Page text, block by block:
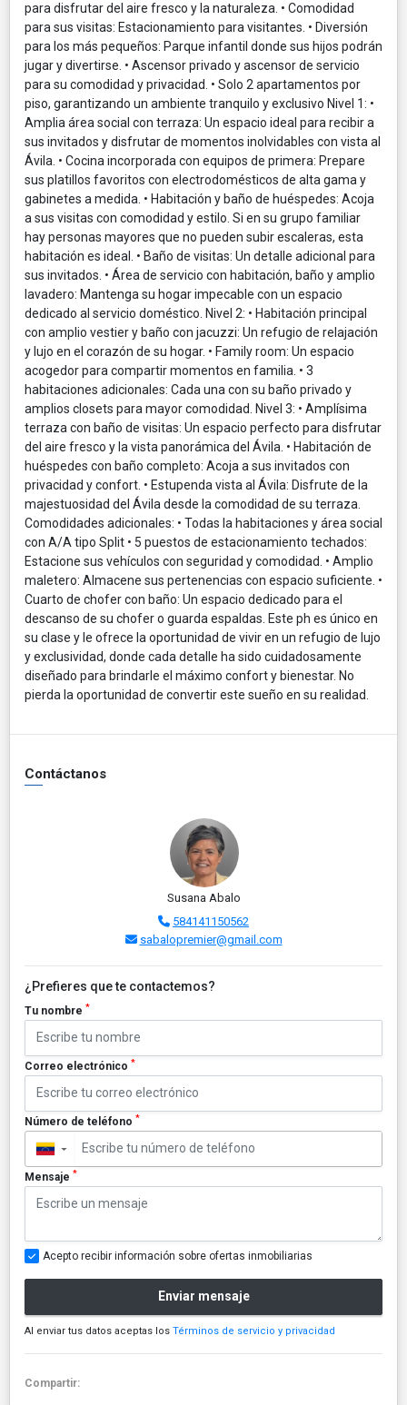
para disfrutar del aire fresco y la naturaleza. • Comodidad
para sus visitas: Estacionamiento para visitantes. • Diversión
para los más pequeños: Parque infantil donde sus hijos podrán
jugar y divertirse. • Ascensor privado y ascensor de servicio
para su comodidad y privacidad. • Solo 2 apartamentos por
piso, garantizando un ambiente tranquilo y exclusivo Nivel 1: •
Amplia área social con terraza: Un espacio ideal para recibir a
sus invitados y disfrutar de momentos inolvidables con vista al
Ávila. • Cocina incorporada con equipos de primera: Prepare
sus platillos favoritos con electrodomésticos de alta gama y
gabinetes a medida. • Habitación y baño de huéspedes: Acoja
a sus visitas con comodidad y estilo. Si en su grupo familiar
hay personas mayores que no pueden subir escaleras, esta
habitación es ideal. • Baño de visitas: Un detalle adicional para
sus invitados. • Área de servicio con habitación, baño y amplio
lavadero: Mantenga su hogar impecable con un espacio
dedicado al servicio doméstico. Nivel 2: • Habitación principal
con amplio vestier y baño con jacuzzi: Un refugio de relajación
y lujo en el corazón de su hogar. • Family room: Un espacio
acogedor para compartir momentos en familia. • 3
habitaciones adicionales: Cada una con su baño privado y
amplios closets para mayor comodidad. Nivel 3: • Amplísima
terraza con baño de visitas: Un espacio perfecto para disfrutar
del aire fresco y la vista panorámica del Ávila. • Habitación de
huéspedes con baño completo: Acoja a sus invitados con
privacidad y confort. • Estupenda vista al Ávila: Disfrute de la
majestuosidad del Ávila desde la comodidad de su terraza.
Comodidades adicionales: • Todas la habitaciones y área social
con A/A tipo Split • 5 puestos de estacionamiento techados:
Estacione sus vehículos con seguridad y comodidad. • Amplio
maletero: Almacene sus pertenencias con espacio suficiente. •
Cuarto de chofer con baño: Un espacio dedicado para el
descanso de su chofer o guarda espaldas. Este ph es único en
su clase y le ofrece la oportunidad de vivir en un refugio de lujo
y exclusividad, donde cada detalle ha sido cuidadosamente
diseñado para brindarle el máximo confort y bienestar. No
pierda la oportunidad de convertir este sueño en su realidad.
Contáctanos
Susana Abalo
584141150562
sabalopremier@gmail.com
¿Prefieres que te contactemos?
Tu nombre *
Correo electrónico *
Número de teléfono *
▼
Mensaje *
Acepto recibir información sobre ofertas inmobiliarias
Enviar mensaje
Al enviar tus datos aceptas los Términos de servicio y privacidad
Compartir: